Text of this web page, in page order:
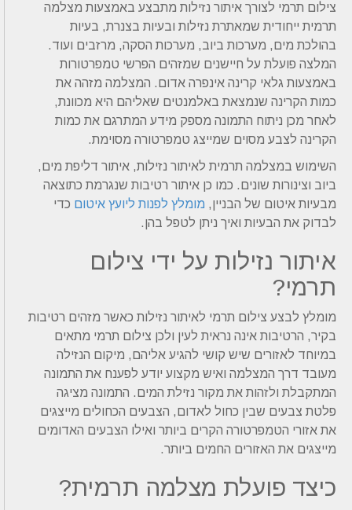
צילום תרמי לצורך איתור נזילות מתבצע באמצעות מצלמה
תרמית ייחודית שמאתרת נזילות ובעיות בצנרת, בעיות
בהולכת מים, מערכות ביוב, מערכות הסקה, מרזבים ועוד.
המלצה פועלת על חיישנים שמזהים הפרשי טמפרטורות
באמצעות גלאי קרינה אינפרה אדום. המצלמה מזהה את
כמות הקרינה שנמצאת באלמנטים שאליהם היא מכוונת,
לאחר מכן ניתוח התמונה מספק מידע המתרגם את כמות
הקרינה לצבע מסוים שמייצג טמפרטורה מסוימת.
השימוש במצלמה תרמית לאיתור נזילות, איתור דליפת מים,
ביוב וצינורות שונים. כמו כן איתור רטיבות שנגרמת כתוצאה
מבעיות איטום של הבניין, מומלץ לפנות ליועץ איטום כדי
לבדוק את הבעיות ואיך ניתן לטפל בהן.
איתור נזילות על ידי צילום
תרמי?
מומלץ לבצע צילום תרמי לאיתור נזילות כאשר מזהים רטיבות
בקיר, הרטיבות אינה נראית לעין ולכן צילום תרמי מתאים
במיוחד לאזורים שיש קושי להגיע אליהם, מיקום הנזילה
מעובד דרך המצלמה ואיש מקצוע יודע לפענח את התמונה
המתקבלת ולזהות את מקור נזילת המים. התמונה מציגה
פלטת צבעים שבין כחול לאדום, הצבעים הכחולים מייצגים
את אזורי הטמפרטורה הקרים ביותר ואילו הצבעים האדומים
מייצגים את האזורים החמים ביותר.
כיצד פועלת מצלמה תרמית?